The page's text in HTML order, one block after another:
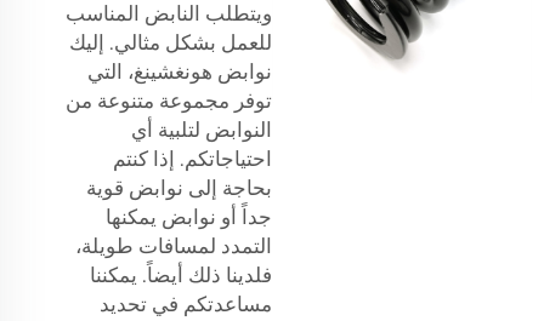
ويتطلب النابض المناسب
للعمل بشكل مثالي. إليك
نوابض هونغشينغ، التي
توفر مجموعة متنوعة من
النوابض لتلبية أي
احتياجاتكم. إذا كنتم
بحاجة إلى نوابض قوية
جداً أو نوابض يمكنها
التمدد لمسافات طويلة،
فلدينا ذلك أيضاً. يمكننا
مساعدتكم في تحديد